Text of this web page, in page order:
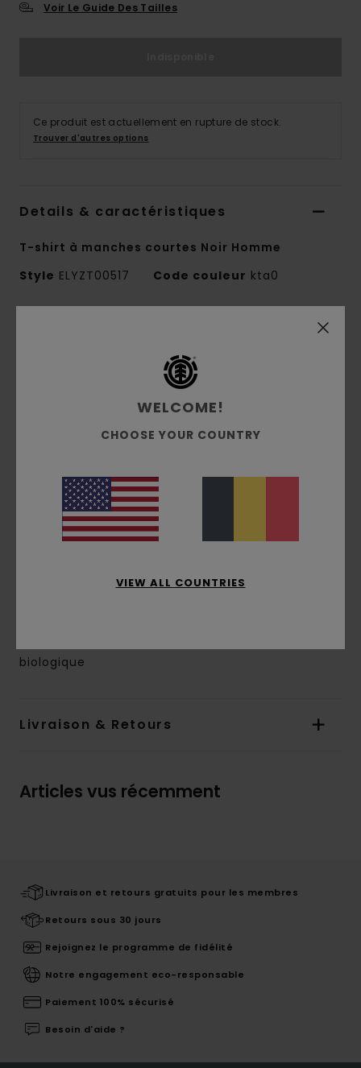
Voir Le Guide Des Tailles
Ce produit est actuellement en rupture de stock.
Trouver d'autres options
Details & caractéristiques
T-shirt à manches courtes Noir Homme
Style ELYZT00517 Code couleur kta0
Element x Timber
Jersey 100% en coton biologique
coupe regular
Manches :manches courtes
Logo :imprimé à base d'eau à l'avant et dans
le dos
Étiquette Timber x Element
utilisée, chaque pièce est unique et peut donc
biologique
Livraison & Retours
Articles vus récemment
Livraison et retours gratuits pour les membres
Retours sous 30 jours
Rejoignez le programme de fidélité
Notre engagement eco-responsable
Paiement 100% sécurisé
Besoin d'aide ?
WELCOME!
CHOOSE YOUR COUNTRY
VIEW ALL COUNTRIES